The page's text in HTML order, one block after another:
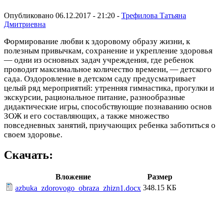
Опубликовано 06.12.2017 - 21:20 - Трефилова Татьяна
Дмитриевна
Формирование любви к здоровому образу жизни, к
полезным привычкам, сохранение и укрепление здоровья
— одни из основных задач учреждения, где ребенок
проводит максимальное количество времени, — детского
сада. Оздоровление в детском саду предусматривает
целый ряд мероприятий: утренняя гимнастика, прогулки и
экскурсии, рациональное питание, разнообразные
дидактические игры, способствующие познаванию основ
ЗОЖ и его составляющих, а также множество
повседневных занятий, приучающих ребенка заботиться о
своем здоровье.
Скачать:
Вложение
Размер
azbuka_zdorovogo_obraza_zhizn1.docx 348.15 КБ